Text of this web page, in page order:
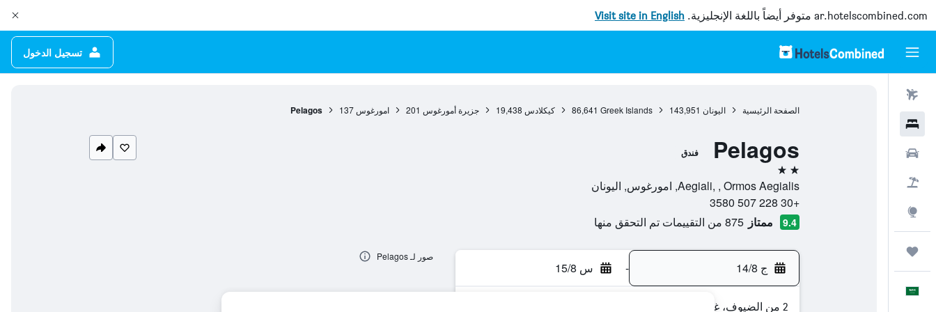
ar.hotelscombined.com متوفر أيضاً باللغة الإنجليزية. Visit site in English
تسجيل الدخول
الصفحة الرئيسية اليونان 143,951
Greek Islands
86,641 كيكلادس 19,438 جزيرة أمورغوس 201 امورغوس 137
Pelagos
Pelagos فندق
2 نجمتين
Aegiali, , Ormos Aegialis, امورغوس, اليونان
+30 228 507 3580
9.4 ممتاز 875 من التقييمات تم التحقق منها
ج 14/8 - س 15/8
2 من الضيوف، غرفة واحدة
صور لـ Pelagos